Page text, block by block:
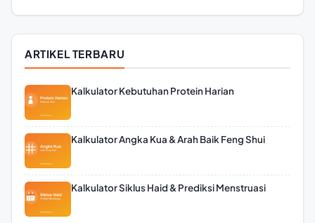
ARTIKEL TERBARU
Kalkulator Kebutuhan Protein Harian
Kalkulator Angka Kua & Arah Baik Feng Shui
Kalkulator Siklus Haid & Prediksi Menstruasi